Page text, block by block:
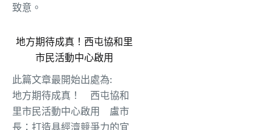
致意。
地方期待成真！西屯協和里
市民活動中心啟用
此篇文章最開始出處為:
地方期待成真！ 西屯協和
里市民活動中心啟用 盧市
長：打造具經濟競爭力的宜